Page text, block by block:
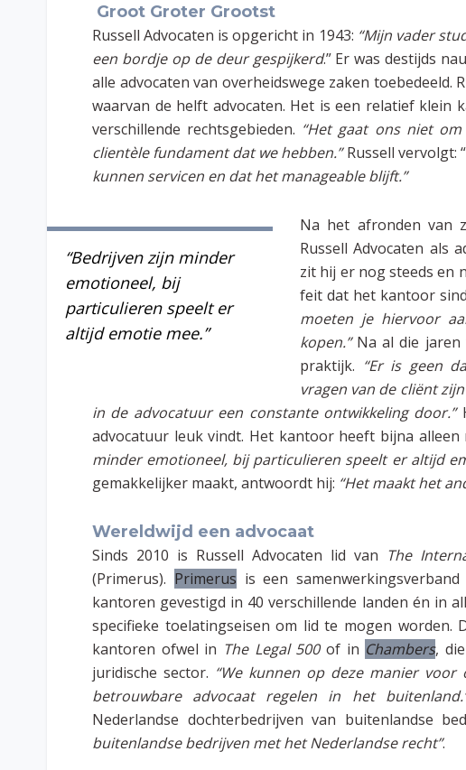
Groot Groter Grootst
Russell Advocaten is opgericht in 1943: “Mijn vader
een bordje op de deur gespijkerd.” Er was destijds
alle advocaten van overheidswege zaken toebedeeld.
waarvan de helft advocaten. Het is een relatief klein
verschillende rechtsgebieden. “Het gaat ons niet
clientèle fundament dat we hebben.”Russell vervolgt: “
kunnen servicen en dat het manageable blijft.”
“Bedrijven zijn minder
emotioneel, bij
particulieren speelt er
altijd emotie mee.”
Na het afronden van
Russell Advocaten als
zit hij er nog steeds en
feit dat het kantoor
moeten je hiervoor
kopen.” Na al die
praktijk. “Er is geen
vragen van de cliënt
in de advocatuur een constante ontwikkeling door.”
advocatuur leuk vindt. Het kantoor heeft bijna alleen
minder emotioneel, bij particulieren speelt er altijd
gemakkelijker maakt, antwoordt hij: “Het maakt het
Wereldwijd een advocaat
Sinds 2010 is Russell Advocaten lid van The
(Primerus). Primerus is een
kantoren gevestigd in 40 verschillende landen én in
specifieke toelatingseisen om lid te mogen worden.
kantoren ofwel in The Legal 500of in Chambers,
juridische sector. “We kunnen op deze manier
betrouwbare advocaat regelen in het
Nederlandse dochterbedrijven van buitenlandse
buitenlandse bedrijven met het Nederlandse recht”.